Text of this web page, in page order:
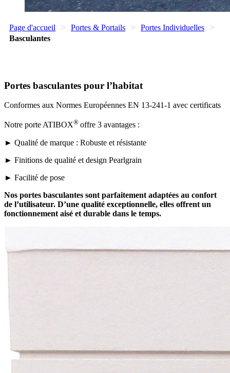
Page d'accueil > Portes & Portails > Portes Individuelles >
Basculantes
Portes basculantes pour l’habitat
Conformes aux Normes Européennes EN 13-241-1 avec certificats
Notre porte ATIBOX® offre 3 avantages :
► Qualité de marque : Robuste et résistante
► Finitions de qualité et design Pearlgrain
► Facilité de pose
Nos portes basculantes sont parfaitement adaptées au confort
de l’utilisateur. D’une qualité exceptionnelle, elles offrent un
fonctionnement aisé et durable dans le temps.